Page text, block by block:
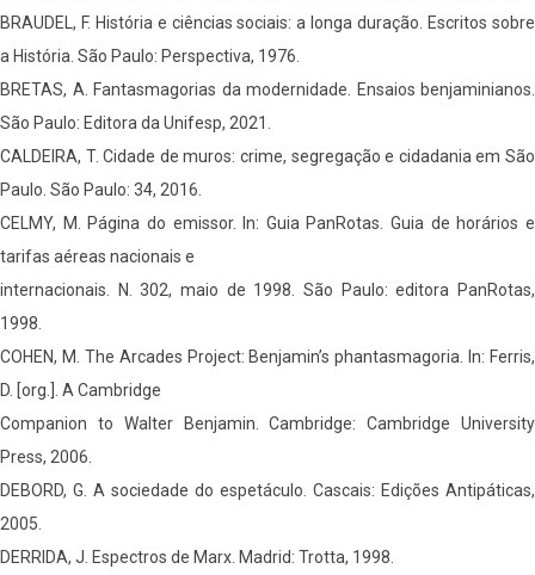
BRAUDEL, F. História e ciências sociais: a longa duração. Escritos sobre
a História. São Paulo: Perspectiva, 1976.
BRETAS, A. Fantasmagorias da modernidade. Ensaios benjaminianos.
São Paulo: Editora da Unifesp, 2021.
CALDEIRA, T. Cidade de muros: crime, segregação e cidadania em São
Paulo. São Paulo: 34, 2016.
CELMY, M. Página do emissor. In: Guia PanRotas. Guia de horários e
tarifas aéreas nacionais e
internacionais. N. 302, maio de 1998. São Paulo: editora PanRotas,
1998.
COHEN, M. The Arcades Project: Benjamin’s phantasmagoria. In: Ferris,
D. [org.]. A Cambridge
Companion to Walter Benjamin. Cambridge: Cambridge University
Press, 2006.
DEBORD, G. A sociedade do espetáculo. Cascais: Edições Antipáticas,
2005.
DERRIDA, J. Espectros de Marx. Madrid: Trotta, 1998.